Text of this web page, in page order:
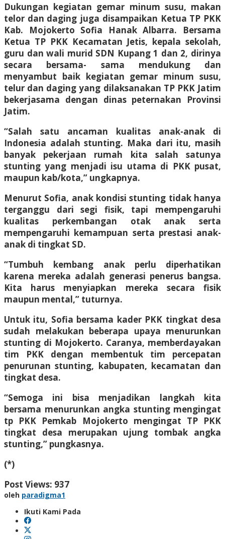
Dukungan kegiatan gemar minum susu, makan
telor dan daging juga disampaikan Ketua TP PKK
Kab. Mojokerto Sofia Hanak Albarra. Bersama
Ketua TP PKK Kecamatan Jetis, kepala sekolah,
guru dan wali murid SDN Kupang 1 dan 2, dirinya
secara bersama- sama mendukung dan
menyambut baik kegiatan gemar minum susu,
telur dan daging yang dilaksanakan TP PKK Jatim
bekerjasama dengan dinas peternakan Provinsi
Jatim.
“Salah satu ancaman kualitas anak-anak di
Indonesia adalah stunting. Maka dari itu, masih
banyak pekerjaan rumah kita salah satunya
stunting yang menjadi isu utama di PKK pusat,
maupun kab/kota,” ungkapnya.
Menurut Sofia, anak kondisi stunting tidak hanya
terganggu dari segi fisik, tapi mempengaruhi
kualitas perkembangan otak anak serta
mempengaruhi kemampuan serta prestasi anak-
anak di tingkat SD.
“Tumbuh kembang anak perlu diperhatikan
karena mereka adalah generasi penerus bangsa.
Kita harus menyiapkan mereka secara fisik
maupun mental,” tuturnya.
Untuk itu, Sofia bersama kader PKK tingkat desa
sudah melakukan beberapa upaya menurunkan
stunting di Mojokerto. Caranya, memberdayakan
tim PKK dengan membentuk tim percepatan
penurunan stunting, kabupaten, kecamatan dan
tingkat desa.
“Semoga ini bisa menjadikan langkah kita
bersama menurunkan angka stunting mengingat
tp PKK Pemkab Mojokerto mengingat TP PKK
tingkat desa merupakan ujung tombak angka
stunting,” pungkasnya.
(*)
Post Views: 937
oleh paradigma1
Ikuti Kami Pada